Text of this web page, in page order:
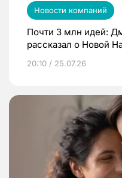
Новости компаний
Почти 3 млн идей:
рассказал о Новой
20:10 / 25.07.26